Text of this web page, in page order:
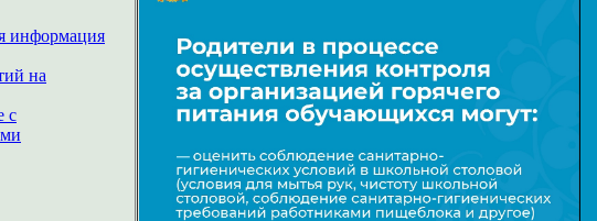
информация
на
с